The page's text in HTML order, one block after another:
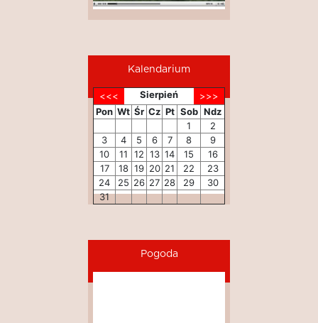
Kalendarium
Sierpień
Pon Wt Śr Cz Pt Sob Ndz
1
2
3
4 5 6 7 8
9
10
11 12 13 14 15
16
17
18 19 20 21 22
23
24
25 26 27 28 29
30
31
Pogoda